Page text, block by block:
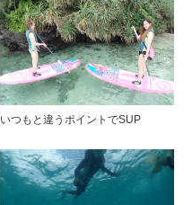
いつもと違うポイントでSUP